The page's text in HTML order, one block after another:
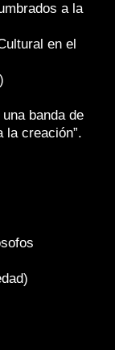
a la
en el
banda de
la creación”.